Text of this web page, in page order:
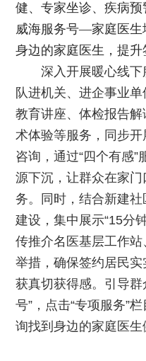
健、专家坐诊、疾病
威海服务号—家庭医生
身边的家庭医生，提升
深入开展暖心线
队进机关、进企事业
教育讲座、体检报告
术体验等服务，同步
咨询，通过“四个有感
源下沉，让群众在家
务。同时，结合新建
建设，集中展示“15分
传推介名医基层工作
举措，确保签约居民
获真切获得感。引导
号”，点击“专项服务”
询找到身边的家庭医生